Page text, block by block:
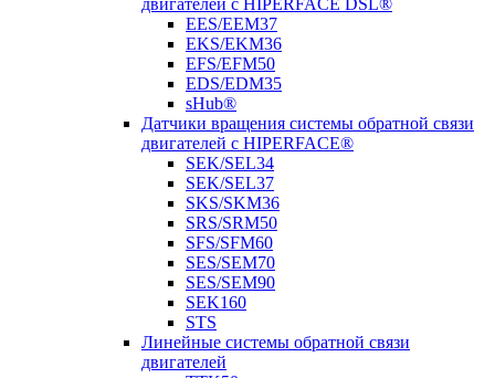
двигателей с HIPERFACE DSL®
EES/EEM37
EKS/EKM36
EFS/EFM50
EDS/EDM35
sHub®
Датчики вращения системы обратной связи
двигателей с HIPERFACE®
SEK/SEL34
SEK/SEL37
SKS/SKM36
SRS/SRM50
SFS/SFM60
SES/SEM70
SES/SEM90
SEK160
STS
Линейные системы обратной связи
двигателей